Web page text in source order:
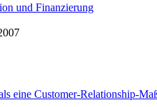
und Finanzierung
eine Customer-Relationship-